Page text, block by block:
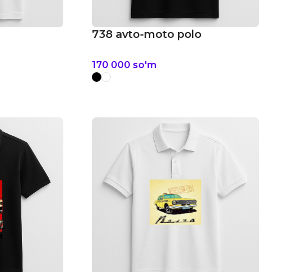
738 avto-moto polo
170 000 so'm